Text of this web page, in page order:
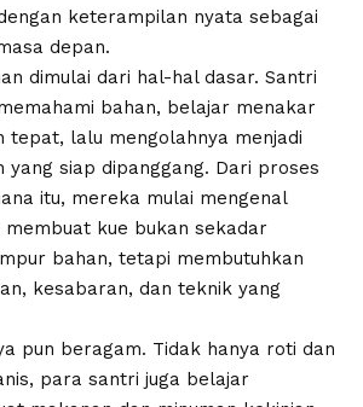
keterampilan nyata sebagai
depan.
dimulai dari hal-hal dasar. Santri
bahan, belajar menakar
tepat, lalu mengolahnya menjadi
yang siap dipanggang. Dari proses
itu, mereka mulai mengenal
membuat kue bukan sekadar
bahan, tetapi membutuhkan
kesabaran, dan teknik yang
pun beragam. Tidak hanya roti dan
para santri juga belajar